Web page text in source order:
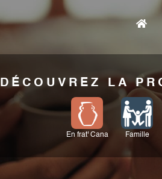
DÉCOUVREZ LA
En frat' Cana Famille